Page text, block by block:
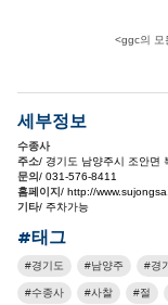
<ggc의 모
세부정보
수종사
주소/ 경기도 남양주시 조안면
문의/ 031-576-8411
홈페이지 / http://
기타/ 주차가능
#태그
경기도 남양주 경
수종사 사찰 절